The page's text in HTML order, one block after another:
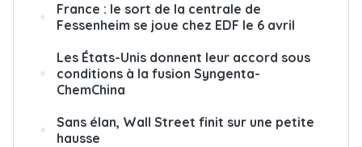
France : le sort de la centrale de
Fessenheim se joue chez EDF le 6 avril
Les États-Unis donnent leur accord sous
conditions à la fusion Syngenta-
ChemChina
Sans élan, Wall Street finit sur une petite
hausse